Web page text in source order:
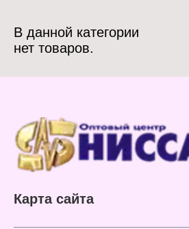
В данной категории
нет товаров.
Карта сайта